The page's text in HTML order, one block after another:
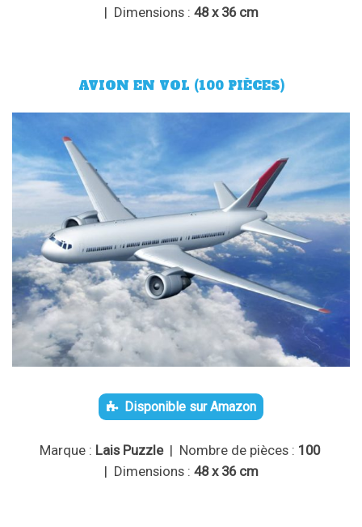
| Dimensions : 48 x 36 cm
AVION EN VOL (100 PIÈCES)
Disponible sur Amazon
Marque : Lais Puzzle| Nombre de pièces : 100
| Dimensions : 48 x 36 cm